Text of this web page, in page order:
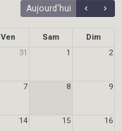
Aujourd'hui
Ven Sam
Dim
31 1 2
7 8 9
14 15 16